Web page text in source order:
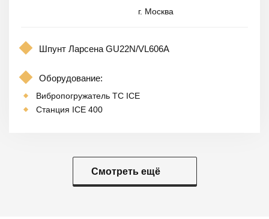
г. Москва
Шпунт Ларсена GU22N/VL606A
Оборудование:
Вибропогружатель TC ICE
Станция ICE 400
Смотреть ещё